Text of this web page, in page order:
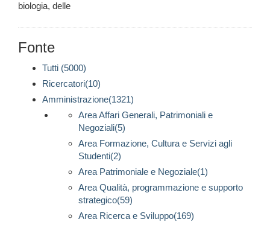
biologia, delle
Fonte
Tutti (5000)
Ricercatori(10)
Amministrazione(1321)
Area Affari Generali, Patrimoniali e
Negoziali(5)
Area Formazione, Cultura e Servizi agli
Studenti(2)
Area Patrimoniale e Negoziale(1)
Area Qualità, programmazione e supporto
strategico(59)
Area Ricerca e Sviluppo(169)